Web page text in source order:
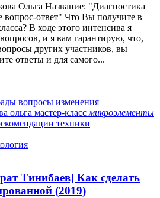
Ольга Название: "Диагностика
вопрос-ответ" Что Вы получите в
В ходе этого интенсива я
и я вам гарантирую, что,
других участников, вы
ответы и для самого...
вопросы изменения
ольга мастер-класс микроэлементы
техники
Тинибаев] Как сделать
(2019)